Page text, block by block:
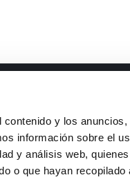
y los
información sobre el
y análisis web,
o que hayan recopilado
Teléfono
: +34 926 44 16
e-mail
isfoc@isfoc.com
Dirección
Polígono industrial